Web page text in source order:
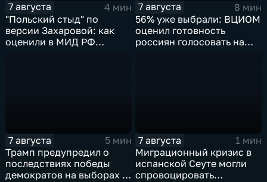
7 августа
4 мин
"Польский стыд" по
версии Захаровой: как
оценили в МИД РФ
7 августа
8 мин
56% уже выбрали: ВЦИОМ
оценил готовность
россиян голосовать на
7 августа
5 мин
Трамп предупредил о
последствиях победы
демократов на выборах в
7 августа
1 мин
Миграционный кризис в
испанской Сеуте могли
спровоцировать